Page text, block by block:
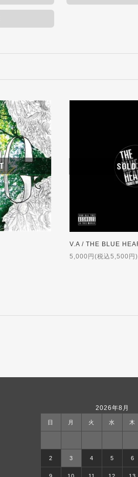
5,000円(税込5,500円)
2026年8月
日 月 火 水 木
2 3 4 5 6